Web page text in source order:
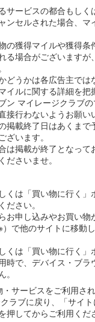
サービスの都合もしく
ンセルされた場合、マ
の獲得マイルや獲得条
る場合がございますが
どうかは各広告主では
イルに関する詳細を把
ン マイレージクラブ
接行わないようお願い
掲載終了日はあくまで
ざいます。
は掲載が終了となって
ださいませ。
くは「買い物に行く
ださい。
お申し込みやお買い物
で他のサイトに移動
くは「買い物に行く
時で、デバイス・ブラ
サービスをご利用さ
ラブに戻り、「サイ
押してからご利用くだ